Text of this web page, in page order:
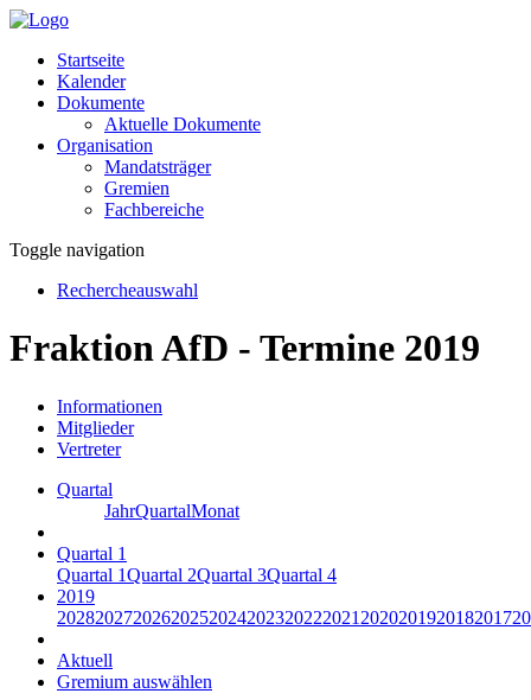
Startseite
Kalender
Dokumente
Aktuelle Dokumente
Organisation
Mandatsträger
Gremien
Fachbereiche
Toggle navigation
Rechercheauswahl
Fraktion AfD - Termine 2019
Informationen
Mitglieder
Vertreter
Quartal
JahrQuartalMonat
Quartal 1
Quartal 1Quartal 2Quartal 3Quartal 4
2019
20282027202620252024202320222021 2020201920182017
Aktuell
Gremium auswählen